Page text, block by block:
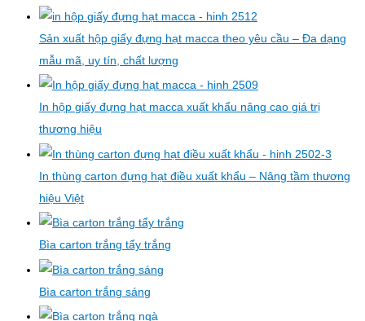
Sản xuất hộp giấy đựng hạt macca theo yêu cầu – Đa dạng
mẫu mã, uy tín, chất lượng
In hộp giấy đựng hạt macca xuất khẩu nâng cao giá trị
thương hiệu
In thùng carton đựng hạt điều xuất khẩu – Nâng tầm thương
hiệu Việt
Bìa carton trắng tẩy trắng
Bìa carton trắng sáng